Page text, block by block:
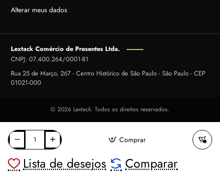
Comprar
Lista de desejos Comparar
Alterar meus dados
Lextack Comércio de Presentes Ltda.
CNPJ: 07.400.264/0001-81
Rua 25 de Março, 267 - Centro Histórico de São Paulo - São Paulo - CEP
01021-000
© 2026 Lextack. Todos os direitos reservados.